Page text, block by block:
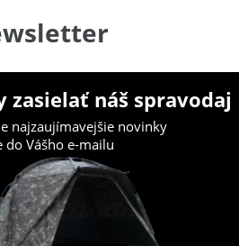
zasielať náš spravodaj
najzaujímavejšie novinky
do Vášho e-mailu